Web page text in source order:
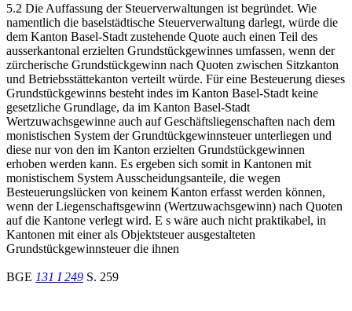
5.2 Die Auffassung der Steuerverwaltungen ist begründet. Wie
namentlich die baselstädtische Steuerverwaltung darlegt, würde die
dem Kanton Basel-Stadt zustehende Quote auch einen Teil des
ausserkantonal erzielten Grundstückgewinnes umfassen, wenn der
zürcherische Grundstückgewinn nach Quoten zwischen Sitzkanton
und Betriebsstättekanton verteilt würde. Für eine Besteuerung dieses
Grundstückgewinns besteht indes im Kanton Basel-Stadt keine
gesetzliche Grundlage, da im Kanton Basel-Stadt
Wertzuwachsgewinne auch auf Geschäftsliegenschaften nach dem
monistischen System der Grundtückgewinnsteuer unterliegen und
diese nur von den im Kanton erzielten Grundstückgewinnen
erhoben werden kann. Es ergeben sich somit in Kantonen mit
monistischem System Ausscheidungsanteile, die wegen
Besteuerungslücken von keinem Kanton erfasst werden können,
wenn der Liegenschaftsgewinn (Wertzuwachsgewinn) nach Quoten
auf die Kantone verlegt wird. E s wäre auch nicht praktikabel, in
Kantonen mit einer als Objektsteuer ausgestalteten
Grundstückgewinnsteuer die ihnen
BGE 131 I 249 S. 259